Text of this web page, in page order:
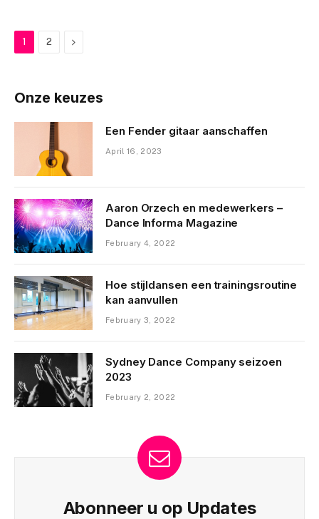
1 2 Next
Onze keuzes
Een Fender gitaar aanschaffen
April 16, 2023
Aaron Orzech en medewerkers –
Dance Informa Magazine
February 4, 2022
Hoe stijldansen een trainingsroutine
kan aanvullen
February 3, 2022
Sydney Dance Company seizoen
2023
February 2, 2022
Abonneer u op Updates